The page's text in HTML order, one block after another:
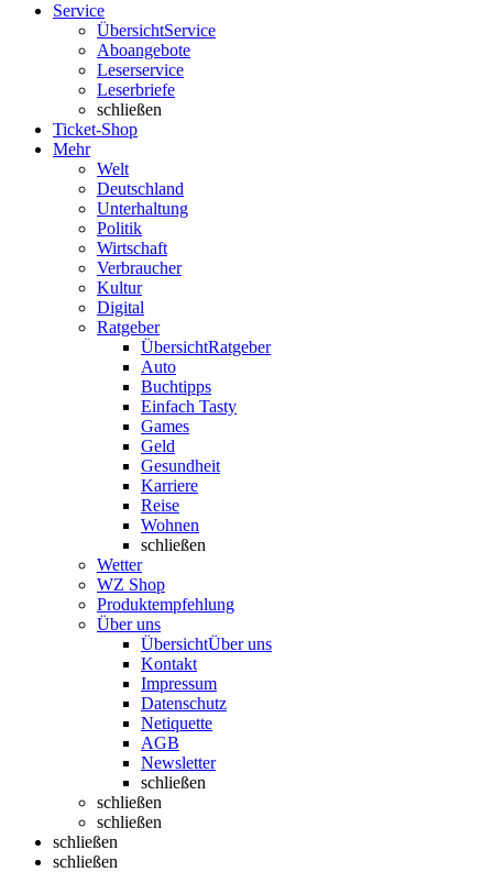
Service
ÜbersichtService
Aboangebote
Leserservice
Leserbriefe
schließen
Ticket-Shop
Mehr
Welt
Deutschland
Unterhaltung
Politik
Wirtschaft
Verbraucher
Kultur
Digital
Ratgeber
ÜbersichtRatgeber
Auto
Buchtipps
Einfach Tasty
Games
Geld
Gesundheit
Karriere
Reise
Wohnen
schließen
Wetter
WZ Shop
Produktempfehlung
Über uns
ÜbersichtÜber uns
Kontakt
Impressum
Datenschutz
Netiquette
AGB
Newsletter
schließen
schließen
schließen
schließen
schließen